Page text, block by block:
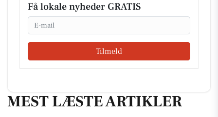
Få lokale nyheder GRATIS
Email
Tilmeld
MEST LÆSTE ARTIKLER